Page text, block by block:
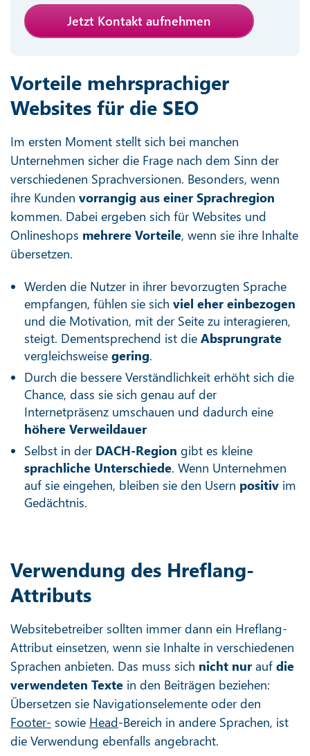
Jetzt Kontakt aufnehmen
Vorteile mehrsprachiger
Websites für die SEO
Im ersten Moment stellt sich bei manchen
Unternehmen sicher die Frage nach dem Sinn der
verschiedenen Sprachversionen. Besonders, wenn
ihre Kunden vorrangig aus einer Sprachregion
kommen. Dabei ergeben sich für Websites und
Onlineshops mehrere Vorteile, wenn sie ihre Inhalte
übersetzen.
Werden die Nutzer in ihrer bevorzugten Sprache
empfangen, fühlen sie sich viel eher einbezogen
und die Motivation, mit der Seite zu interagieren,
steigt. Dementsprechend ist die Absprungrate
vergleichsweise gering.
Durch die bessere Verständlichkeit erhöht sich die
Chance, dass sie sich genau auf der
Internetpräsenz umschauen und dadurch eine
höhere Verweildauer
Selbst in der DACH-Region gibt es kleine
sprachliche Unterschiede. Wenn Unternehmen
auf sie eingehen, bleiben sie den Usern positiv im
Gedächtnis.
Verwendung des Hreflang-
Attributs
Websitebetreiber sollten immer dann ein Hreflang-
Attribut einsetzen, wenn sie Inhalte in verschiedenen
Sprachen anbieten. Das muss sich nicht nur auf die
verwendeten Texte in den Beiträgen beziehen:
Übersetzen sie Navigationselemente oder den
Footer- sowie Head-Bereich in andere Sprachen, ist
die Verwendung ebenfalls angebracht.